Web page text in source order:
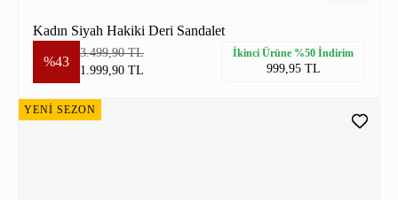
Kadın Siyah Hakiki Deri Sandalet
%43
3.499,90 TL
1.999,90 TL
İkinci Ürüne %50 İndirim
999,95 TL
YENİ SEZON